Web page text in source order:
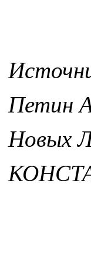
Петин
Новых